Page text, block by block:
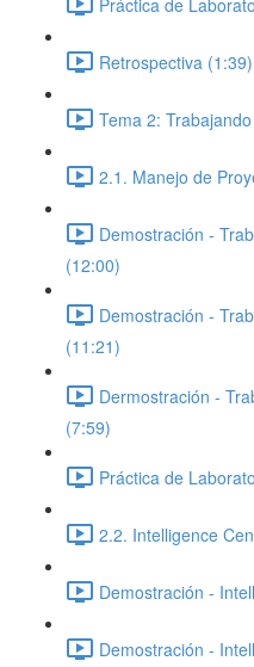
Retrospectiva (1:39)
Tema 2:
2.1. Manejo de
Demostración -
(12:00)
Demostración -
(11:21)
Dermostración -
(7:59)
Práctica de
2.2. Intelligence
Demostración -
Demostración -